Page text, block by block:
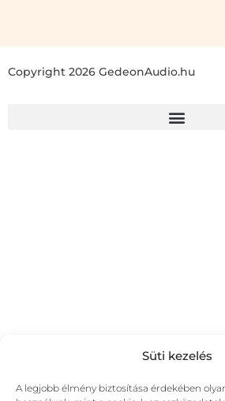
Süti kezelés
A legjobb élmény biztosítása érdekében
Copyright 2026 GedeonAudio.hu